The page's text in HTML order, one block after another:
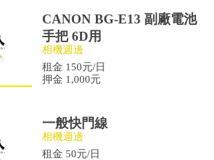
CANON BG-E13 副廠電池
手把 6D用
相機週邊
租金 150元/日
押金 1,000元
一般快門線
相機週邊
租金 50元/日